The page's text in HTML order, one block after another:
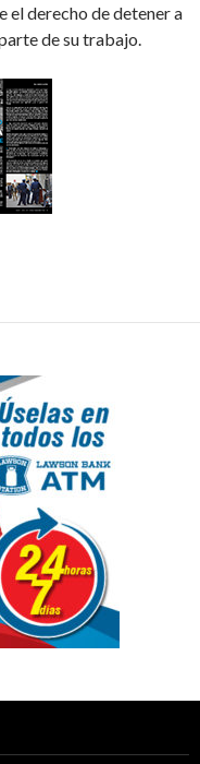
el derecho de detener a
de su trabajo.